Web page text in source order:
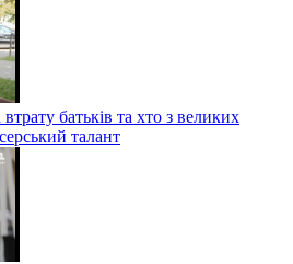
батьків та хто з великих
талант